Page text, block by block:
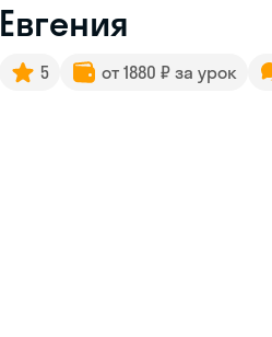
Евгения
5 от 1880 ₽ за урок